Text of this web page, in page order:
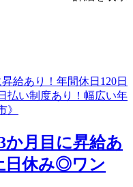
か月目に昇給あ
日休み◎ワン